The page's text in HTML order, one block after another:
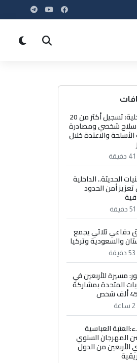
الداخلية: تسجيل أكثر من 20
شخصي ومصادرة
والاعتدة خلال
الحديثة.. الداخلية
تعزيز أمن الحدود
دفاعي ثلاثي يجمع
والسعودية وتركيا
مسيرة للأربعين في
المتحدة بمشاركة
العباسية
المهرجان السنوي
الأربعين من الدول